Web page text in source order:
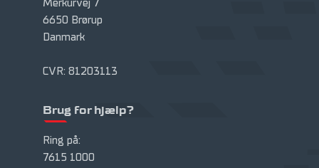
6650 Brørup
Danmark
CVR: 81203113
Brug for hjælp?
Ring på:
7615 1000